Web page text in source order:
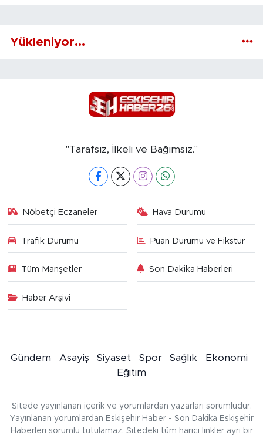
Yükleniyor...
"Tarafsız, İlkeli ve Bağımsız."
Nöbetçi Eczaneler Hava Durumu
Trafik Durumu Puan Durumu ve Fikstür
Tüm Manşetler Son Dakika Haberleri
Haber Arşivi
Gündem Asayiş Siyaset Spor Sağlık
Ekonomi
Eğitim
Sitede yayınlanan içerik ve yorumlardan yazarları sorumludur.
Yayınlanan yorumlardan Eskişehir Haber - Son Dakika Eskişehir
Haberleri sorumlu tutulamaz. Sitedeki tüm harici linkler ayrı bir